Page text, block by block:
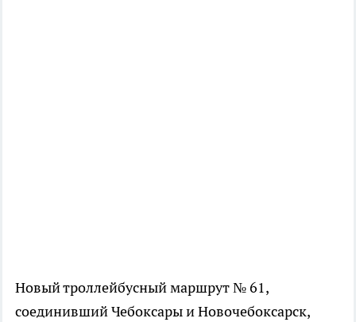
Новый троллейбусный маршрут № 61,
соединивший Чебоксары и Новочебоксарск,